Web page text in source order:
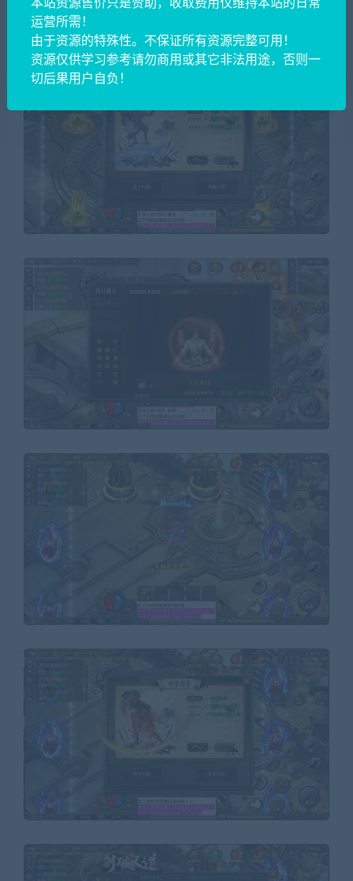
本站资源售价只是赞助，收取费用仅维持本站的日常
运营所需！
由于资源的特殊性。不保证所有资源完整可用！
资源仅供学习参考请勿商用或其它非法用途，否则一
切后果用户自负！